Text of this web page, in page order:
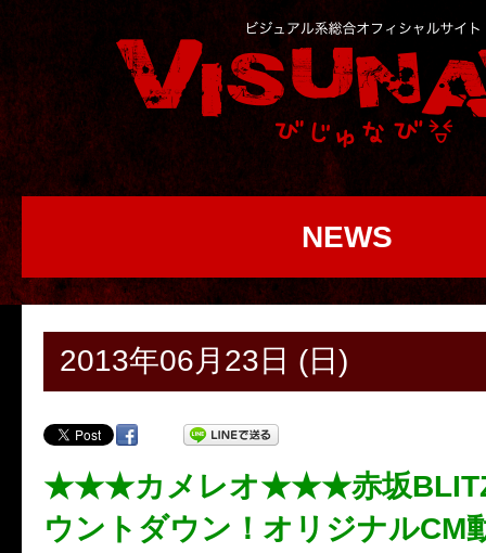
NEWS
2013年06月23日 (日)
★★★カメレオ★★★赤坂
ウントダウン！オリジナルCM